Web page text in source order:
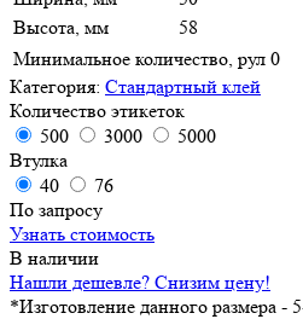
Высота, мм
58
Минимальное количество, рул 0
Категория: Стандартный клей
Количество этикеток
500
3000
5000
Втулка
40
76
По запросу
Узнать стоимость
В наличии
Нашли дешевле? Снизим цену!
*Изготовление данного размера -